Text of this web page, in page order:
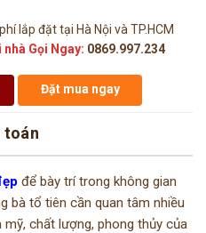
lắp đặt tại Hà Nội và TP.HCM
Gọi Ngay: 0869.997.234
Đặt mua ngay
toán
để bày trí trong không gian
bà tổ tiên cần quan tâm nhiều
chất lượng, phong thủy của